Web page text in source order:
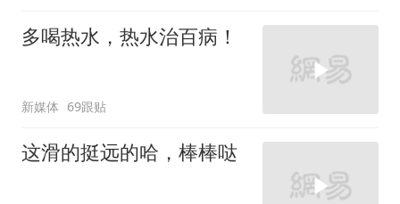
多喝热水，热水治百病！
新媒体 69跟贴
这滑的挺远的哈，棒棒哒